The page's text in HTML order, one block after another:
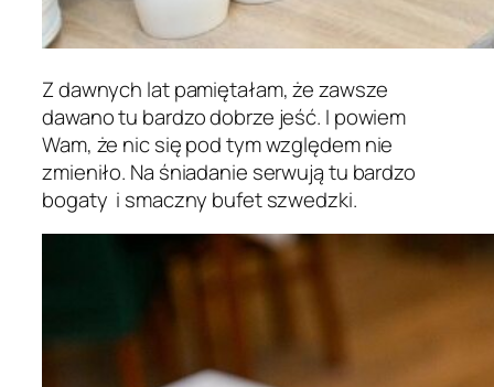
Z dawnych lat pamiętałam, że zawsze
dawano tu bardzo dobrze jeść. I powiem
Wam, że nic się pod tym względem nie
zmieniło. Na śniadanie serwują tu bardzo
bogaty i smaczny bufet szwedzki.